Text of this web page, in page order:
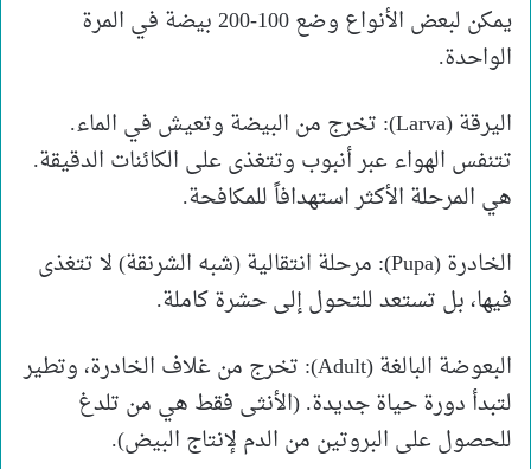
يمكن لبعض الأنواع وضع 100-200 بيضة في المرة
الواحدة.
​اليرقة (Larva): تخرج من البيضة وتعيش في الماء.
تتنفس الهواء عبر أنبوب وتتغذى على الكائنات الدقيقة.
هي المرحلة الأكثر استهدافاً للمكافحة.
​الخادرة (Pupa): مرحلة انتقالية (شبه الشرنقة) لا تتغذى
فيها، بل تستعد للتحول إلى حشرة كاملة.
​البعوضة البالغة (Adult): تخرج من غلاف الخادرة، وتطير
لتبدأ دورة حياة جديدة. (الأنثى فقط هي من تلدغ
للحصول على البروتين من الدم لإنتاج البيض).